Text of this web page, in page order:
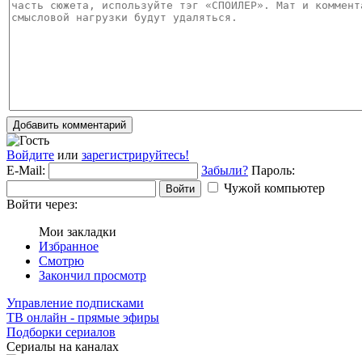
Добавить комментарий
Войдите или зарегистрируйтесь!
E-Mail:
Забыли? Пароль:
Войти
Чужой компьютер
Войти через:
Мои закладки
Избранное
Смотрю
Закончил просмотр
Управление подписками
ТВ онлайн - прямые эфиры
Подборки сериалов
Сериалы на каналах